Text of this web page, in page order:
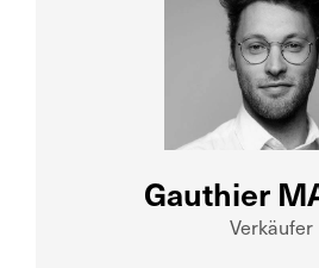
Gauthier
Verkäufer